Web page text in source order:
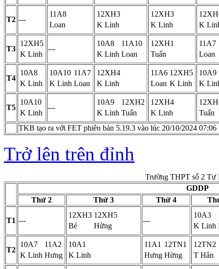
T2 ---
11A8
Loan
12XH3
K Linh
12XH3
K Linh
K
T3
12XH5
K Linh
---
10A8
11A10
K Linh Loan
12XH1
Tuấn
11A7
Loan
T4
10A8
K Linh
10A10 11A7
K Linh Loan
12XH4
K Linh
11A6 12XH5
Loan K Linh
10A9
K
T5
10A10
K Linh
---
10A9
12XH2
K Linh Tuấn
12XH4
K Linh
Tuấn
TKB tạo ra với FET phiên bản 5.19.3 vào lúc 20/10/2024 07:06
Trở lên trên đỉnh
Trường THPT số 2 Tư
GDDP
Thứ 2
Thứ 3 Thứ 4
T1 ---
12XH3 12XH5
Bé
Hừng
---
10A3
K Linh
T2
10A7
11A2
K Linh Hưng
10A1
K Linh
11A1 12TN1
Hưng Hừng
12TN2
T Hân